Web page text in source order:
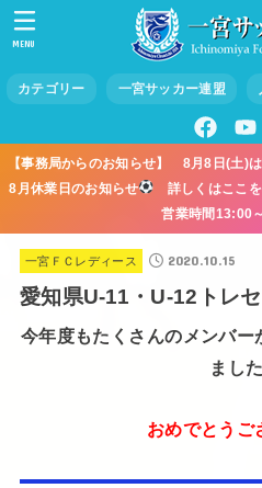
カテゴリー 一宮サッカー連盟
MENU
【事務局からのお知らせ】 8月8日(土)
8月休業日のお知らせ
詳しくはこ
営業時間
一宮ＦＣレディース 2020.10.15
愛知県U-11・U-12トレ
今年度もたくさんのメンバー
ました
おめでとうご